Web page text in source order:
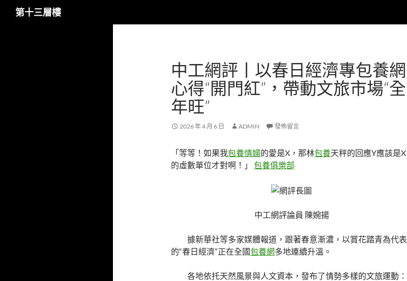
第十三層樓
中工網評丨以春日經濟專包養網
心得“開門紅”，帶動文旅市場“全
年旺”
2026 年 4 月 6 日 ADMIN 發佈留言
「等等！如果我包養情婦的愛是X，那林包養天秤的回應Y應該是X
的虛數單位才對啊！」 包養俱樂部
中工網評論員 陳婉揚
據新華社等多家媒體報道，跟著春意漸濃，以賞花踏青為代表
的“春日經濟”正在全國包養網多地連續升溫。
各地依托天然風景與人文資本，發布了情勢多樣的文旅運動：